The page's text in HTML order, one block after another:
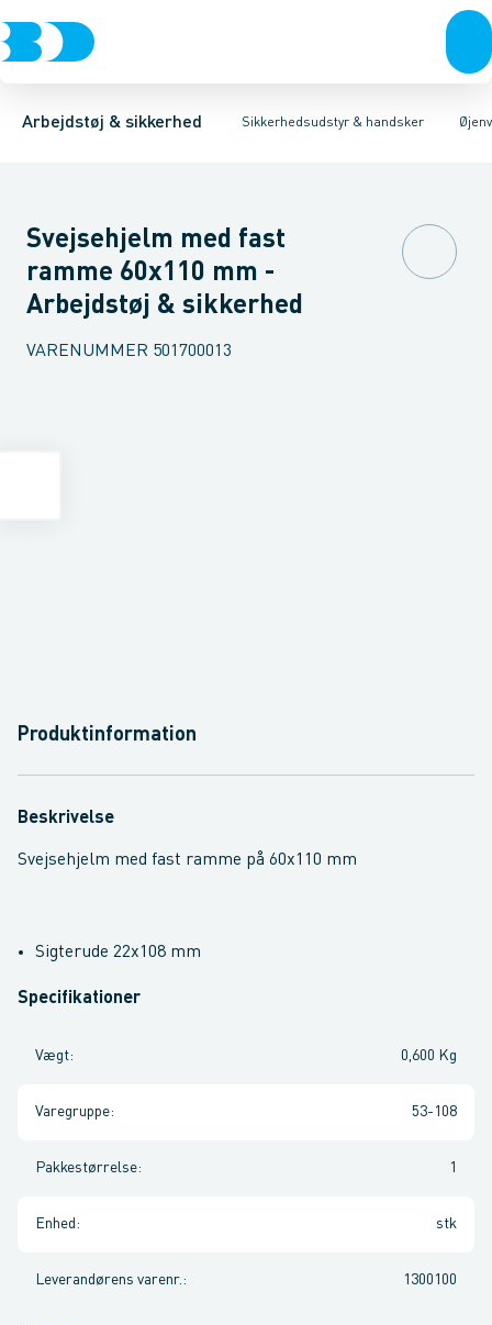
Arbejdstøj & sikkerhed Sikkerhedsudstyr & handsker
Trøjer & t-shirtsBukser Overtøj & huerUndertøj & sokker Sko
Hovedværn ØjenværnHøreværnÅndedrætsværnFørstehjælps
Svejsehjelme Svejseglas Visirer & SkærmeSikkerheds briller
Svejsehjelm med fast
ramme 60x110 mm -
Arbejdstøj & sikkerhed
VARENUMMER 501700013
Produktinformation
Beskrivelse
Svejsehjelm med fast ramme på 60x110 mm
Sigterude 22x108 mm
Specifikationer
Vægt: 0,600 Kg
Varegruppe: 53-108
Pakkestørrelse: 1
Enhed : stk
Leverandørens varenr. : 1300100